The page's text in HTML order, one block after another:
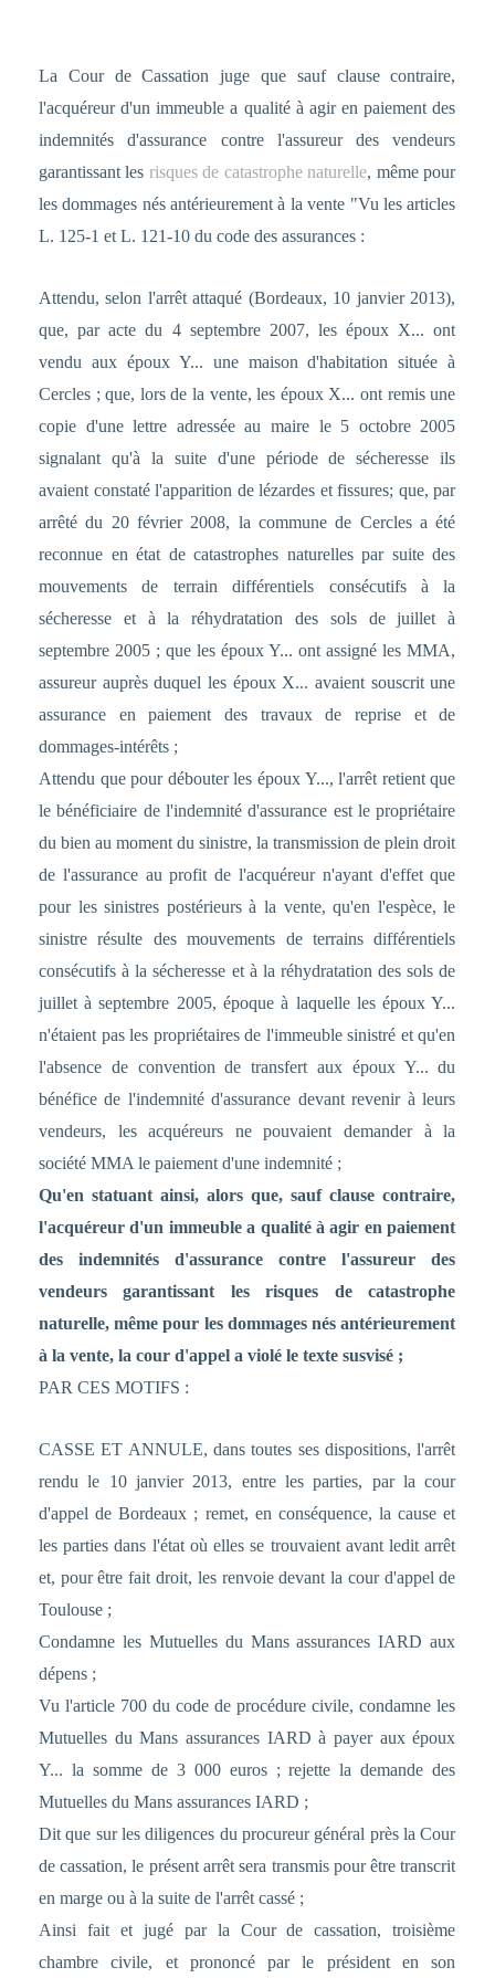
La Cour de Cassation juge que sauf clause contraire,
l'acquéreur d'un immeuble a qualité à agir en paiement des
indemnités d'assurance contre l'assureur des vendeurs
garantissant les risques de catastrophe naturelle, même pour
les dommages nés antérieurement à la vente "Vu les articles
L. 125-1 et L. 121-10 du code des assurances :
Attendu, selon l'arrêt attaqué (Bordeaux, 10 janvier 2013),
que, par acte du 4 septembre 2007, les époux X... ont
vendu aux époux Y... une maison d'habitation située à
Cercles ; que, lors de la vente, les époux X... ont remis une
copie d'une lettre adressée au maire le 5 octobre 2005
signalant qu'à la suite d'une période de sécheresse ils
avaient constaté l'apparition de lézardes et fissures; que, par
arrêté du 20 février 2008, la commune de Cercles a été
reconnue en état de catastrophes naturelles par suite des
mouvements de terrain différentiels consécutifs à la
sécheresse et à la réhydratation des sols de juillet à
septembre 2005 ; que les époux Y... ont assigné les MMA,
assureur auprès duquel les époux X... avaient souscrit une
assurance en paiement des travaux de reprise et de
dommages-intérêts ;
Attendu que pour débouter les époux Y..., l'arrêt retient que
le bénéficiaire de l'indemnité d'assurance est le propriétaire
du bien au moment du sinistre, la transmission de plein droit
de l'assurance au profit de l'acquéreur n'ayant d'effet que
pour les sinistres postérieurs à la vente, qu'en l'espèce, le
sinistre résulte des mouvements de terrains différentiels
consécutifs à la sécheresse et à la réhydratation des sols de
juillet à septembre 2005, époque à laquelle les époux Y...
n'étaient pas les propriétaires de l'immeuble sinistré et qu'en
l'absence de convention de transfert aux époux Y... du
bénéfice de l'indemnité d'assurance devant revenir à leurs
vendeurs, les acquéreurs ne pouvaient demander à la
société MMA le paiement d'une indemnité ;
Qu'en statuant ainsi, alors que, sauf clause contraire,
l'acquéreur d'un immeuble a qualité à agir en paiement
des indemnités d'assurance contre l'assureur des
vendeurs garantissant les risques de catastrophe
naturelle, même pour les dommages nés antérieurement
à la vente, la cour d'appel a violé le texte susvisé ;
PAR CES MOTIFS :
CASSE ET ANNULE, dans toutes ses dispositions, l'arrêt
rendu le 10 janvier 2013, entre les parties, par la cour
d'appel de Bordeaux ; remet, en conséquence, la cause et
les parties dans l'état où elles se trouvaient avant ledit arrêt
et, pour être fait droit, les renvoie devant la cour d'appel de
Toulouse ;
Condamne les Mutuelles du Mans assurances IARD aux
dépens ;
Vu l'article 700 du code de procédure civile, condamne les
Mutuelles du Mans assurances IARD à payer aux époux
Y... la somme de 3 000 euros ; rejette la demande des
Mutuelles du Mans assurances IARD ;
Dit que sur les diligences du procureur général près la Cour
de cassation, le présent arrêt sera transmis pour être transcrit
en marge ou à la suite de l'arrêt cassé ;
Ainsi fait et jugé par la Cour de cassation, troisième
chambre civile, et prononcé par le président en son